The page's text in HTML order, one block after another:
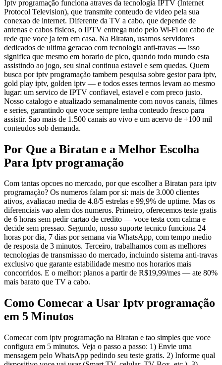
Iptv programação funciona atraves da tecnologia IPTV (Internet
Protocol Television), que transmite conteudo de video pela sua
conexao de internet. Diferente da TV a cabo, que depende de
antenas e cabos fisicos, o IPTV entrega tudo pelo Wi-Fi ou cabo de
rede que voce ja tem em casa. Na Biratan, usamos servidores
dedicados de ultima geracao com tecnologia anti-travas — isso
significa que mesmo em horario de pico, quando todo mundo esta
assistindo ao jogo, seu sinal continua estavel e sem quedas. Quem
busca por iptv programação tambem pesquisa sobre gestor para iptv,
gold play iptv, golden iptv — e todos esses termos levam ao mesmo
lugar: um servico de IPTV confiavel, estavel e com preco justo.
Nosso catalogo e atualizado semanalmente com novos canais, filmes
e series, garantindo que voce sempre tenha conteudo fresco para
assistir. Sao mais de 1.500 canais ao vivo e um acervo de +100 mil
conteudos sob demanda.
Por Que a Biratan e a Melhor Escolha
Para Iptv programação
Com tantas opcoes no mercado, por que escolher a Biratan para iptv
programação? Os numeros falam por si: mais de 3.000 clientes
ativos, avaliacao media de 4.8/5 estrelas e 99,9% de uptime. Mas os
diferenciais vao alem dos numeros. Primeiro, oferecemos teste gratis
de 6 horas sem pedir cartao de credito — voce testa com calma e
decide sem pressao. Segundo, nosso suporte tecnico funciona 24
horas por dia, 7 dias por semana via WhatsApp, com tempo medio
de resposta de 3 minutos. Terceiro, trabalhamos com as melhores
tecnologias de transmissao do mercado, incluindo sistema anti-travas
exclusivo que garante estabilidade mesmo nos horarios mais
concorridos. E o melhor: planos a partir de R$19,99/mes — ate 80%
mais barato que TV a cabo.
Como Comecar a Usar Iptv programação
em 5 Minutos
Comecar com iptv programação na Biratan e tao simples que voce
configura em 5 minutos. Veja o passo a passo: 1) Envie uma
mensagem pelo WhatsApp pedindo seu teste gratis. 2) Informe qual